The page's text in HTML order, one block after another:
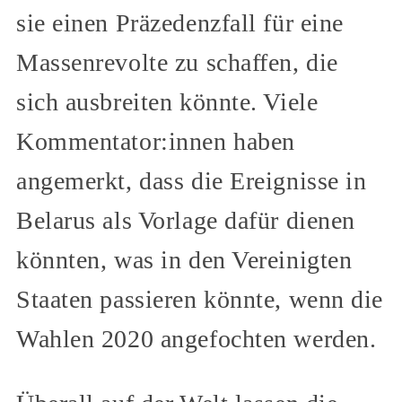
sie einen Präzedenzfall für eine
Massenrevolte zu schaffen, die
sich ausbreiten könnte. Viele
Kommentator:innen haben
angemerkt, dass die Ereignisse in
Belarus als Vorlage dafür dienen
könnten, was in den Vereinigten
Staaten passieren könnte, wenn die
Wahlen 2020 angefochten werden.